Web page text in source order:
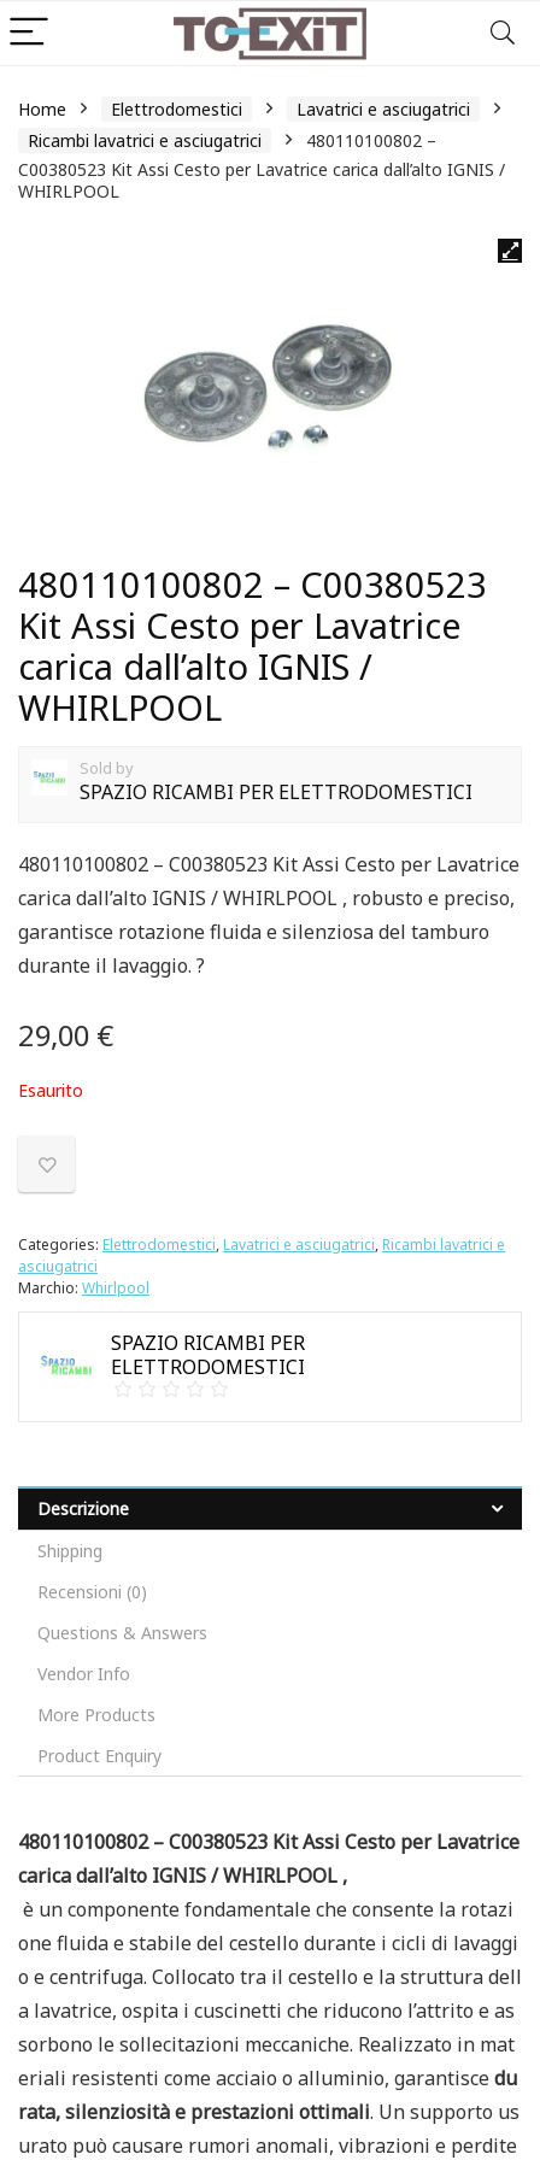
Home Elettrodomestici
Lavatrici e asciugatrici
Ricambi lavatrici e asciugatrici
480110100802 –
C00380523 Kit Assi Cesto per Lavatrice carica dall’alto IGNIS /
WHIRLPOOL
480110100802 – C00380523
Kit Assi Cesto per Lavatrice
carica dall’alto IGNIS /
WHIRLPOOL
Sold by
SPAZIO RICAMBI PER ELETTRODOMESTICI
480110100802 – C00380523 Kit Assi Cesto per Lavatrice
carica dall’alto IGNIS / WHIRLPOOL , robusto e preciso,
garantisce rotazione fluida e silenziosa del tamburo
durante il lavaggio. ?️
29,00 €
Esaurito
Categories: Elettrodomestici, Lavatrici e asciugatrici, Ricambi lavatrici e
asciugatrici
Marchio: Whirlpool
SPAZIO RICAMBI PER
ELETTRODOMESTICI
Descrizione
Shipping
Recensioni (0)
Questions & Answers
Vendor Info
More Products
Product Enquiry
480110100802 – C00380523 Kit Assi Cesto per Lavatrice
carica dall’alto IGNIS / WHIRLPOOL ,
è un componente fondamentale che consente la rotazi
one fluida e stabile del cestello durante i cicli di lavaggi
o e centrifuga. Collocato tra il cestello e la struttura dell
a lavatrice, ospita i cuscinetti che riducono l’attrito e as
sorbono le sollecitazioni meccaniche. Realizzato in mat
eriali resistenti come acciaio o alluminio, garantiscedu
rata, silenziosità e prestazioni ottimali. Un supporto us
urato può causare rumori anomali, vibrazioni e perdite